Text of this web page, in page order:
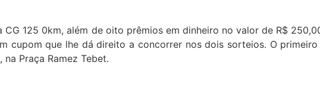
125 0km, além de oito prêmios em dinheiro no valor de R$
cupom que lhe dá direito a concorrer nos dois sorteios. O
Praça Ramez Tebet.